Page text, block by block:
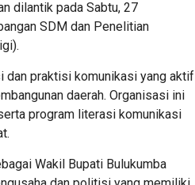
dilantik pada Sabtu, 27
SDM dan Penelitian
dan praktisi komunikasi yang aktif
daerah. Organisasi ini
program literasi komunikasi
Wakil Bupati Bulukumba